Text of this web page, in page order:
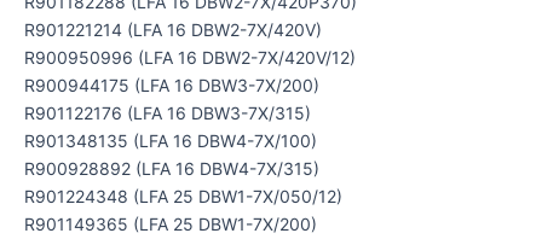
R901221214 (LFA 16 DBW2-7X/420V)
R900950996 (LFA 16 DBW2-7X/420V/12)
R900944175 (LFA 16 DBW3-7X/200)
R901122176 (LFA 16 DBW3-7X/315)
R901348135 (LFA 16 DBW4-7X/100)
R900928892 (LFA 16 DBW4-7X/315)
R901224348 (LFA 25 DBW1-7X/050/12)
R901149365 (LFA 25 DBW1-7X/200)